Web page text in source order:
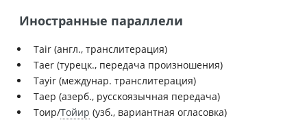
Иностранные параллели
Tair (англ., транслитерация)
Taer (турецк., передача произношения)
Tayir (междунар. транслитерация)
Таер (азерб., русскоязычная передача)
Тоир/Тойир (узб., вариантная огласовка)